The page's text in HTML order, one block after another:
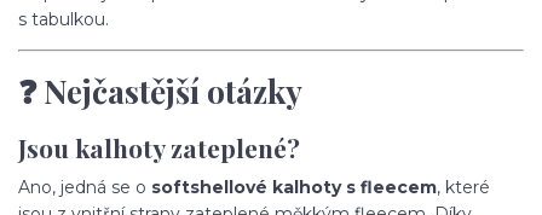
s tabulkou.
❓ Nejčastější otázky
Jsou kalhoty zateplené?
Ano, jedná se o softshellové kalhoty s fleecem, které